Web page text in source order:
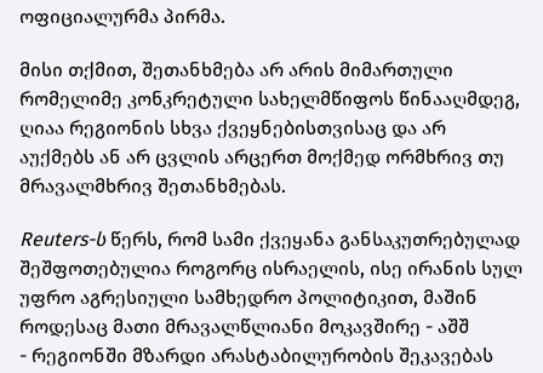
ოფიციალურმა პირმა.
მისი თქმით, შეთანხმება არ არის მიმართული
რომელიმე კონკრეტული სახელმწიფოს წინააღმდეგ,
ღიაა რეგიონის სხვა ქვეყნებისთვისაც და არ
აუქმებს ან არ ცვლის არცერთ მოქმედ ორმხრივ თუ
მრავალმხრივ შეთანხმებას.
Reuters-სწერს, რომ სამი ქვეყანა განსაკუთრებულად
შეშფოთებულია როგორც ისრაელის, ისე ირანის სულ
უფრო აგრესიული სამხედრო პოლიტიკით, მაშინ
როდესაც მათი მრავალწლიანი მოკავშირე - აშშ
- რეგიონში მზარდი არასტაბილურობის შეკავებას